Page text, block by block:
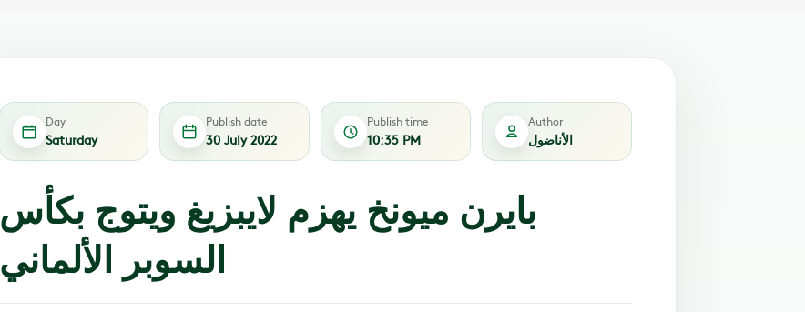
Day
Saturday
Publish date
30 July 2022
Publish time
10:35 PM
Author
الأناضول
بايرن ميونخ يهزم لايبزيغ ويتوج بكأس
السوبر الألماني